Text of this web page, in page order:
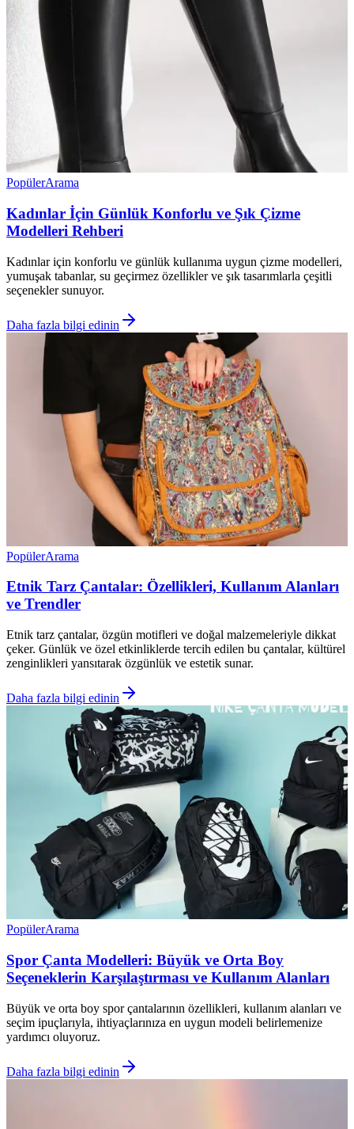
PopülerArama
Kadınlar İçin Günlük Konforlu ve Şık Çizme
Modelleri Rehberi
Kadınlar için konforlu ve günlük kullanıma uygun çizme modelleri,
yumuşak tabanlar, su geçirmez özellikler ve şık tasarımlarla çeşitli
seçenekler sunuyor.
Daha fazla bilgi edinin
PopülerArama
Etnik Tarz Çantalar: Özellikleri, Kullanım Alanları
ve Trendler
Etnik tarz çantalar, özgün motifleri ve doğal malzemeleriyle dikkat
çeker. Günlük ve özel etkinliklerde tercih edilen bu çantalar, kültürel
zenginlikleri yansıtarak özgünlük ve estetik sunar.
Daha fazla bilgi edinin
PopülerArama
Spor Çanta Modelleri: Büyük ve Orta Boy
Seçeneklerin Karşılaştırması ve Kullanım Alanları
Büyük ve orta boy spor çantalarının özellikleri, kullanım alanları ve
seçim ipuçlarıyla, ihtiyaçlarınıza en uygun modeli belirlemenize
yardımcı oluyoruz.
Daha fazla bilgi edinin